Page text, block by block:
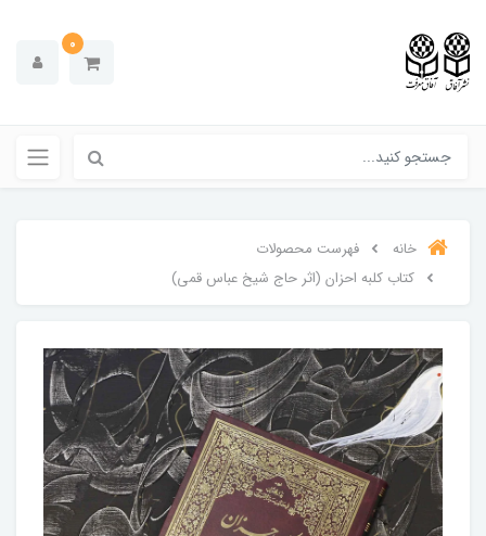
0
خانه
فهرست محصولات
کتاب کلبه احزان (اثر حاج شیخ عباس قمی)